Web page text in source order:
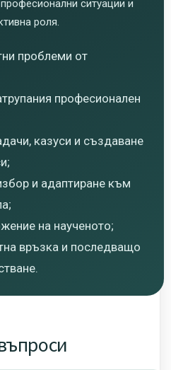
ситуации и
роля.
проблеми от
професионален
казуси и създаване
и адаптиране към
на наученото;
връзка и последващо